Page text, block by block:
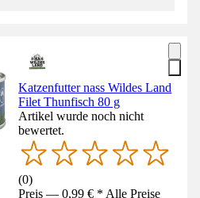
Katzenfutter nass Wildes Land
Filet Thunfisch 80 g
Artikel wurde noch nicht
bewertet.
(0)
Preis — 0,99 € * Alle Preise